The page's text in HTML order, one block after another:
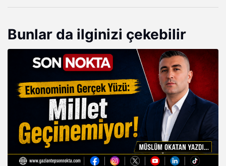
Bunlar da ilginizi çekebilir